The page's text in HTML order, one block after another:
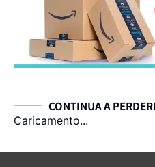
CONTINUA A
Caricamento...